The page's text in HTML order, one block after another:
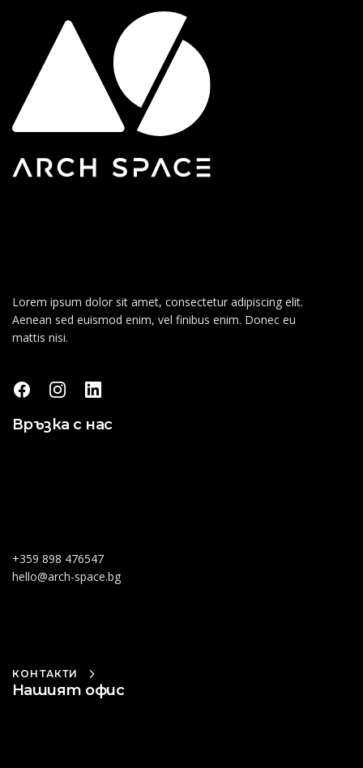
Lorem ipsum dolor sit amet, consectetur adipiscing elit.
Aenean sed euismod enim, vel finibus enim. Donec eu
mattis nisi.
Връзка с нас
+359 898 476547
hello@arch-space.bg
КОНТАКТИ
Нашият офис